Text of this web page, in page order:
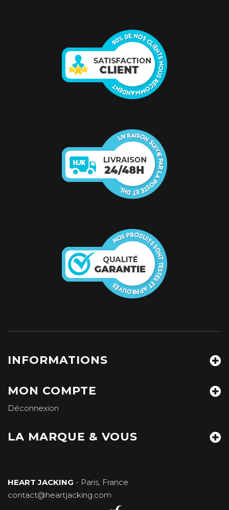
INFORMATIONS
MON COMPTE
Déconnexion
LA MARQUE & VOUS
HEART JACKING - Paris, France
contact@heartjacking.com